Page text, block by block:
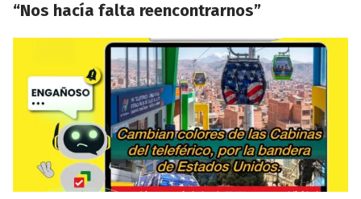
“Nos hacía falta reencontrarnos”